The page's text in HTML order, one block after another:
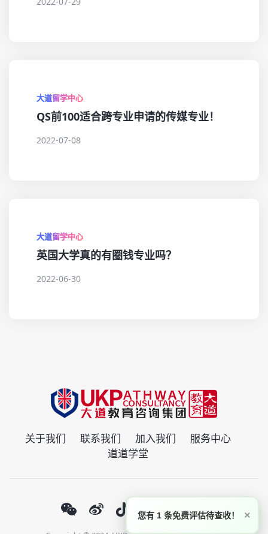
大道留学中心
QS前100适合跨专业申请的传媒专业！
2022-07-08
大道留学中心
英国大学真的有圈钱专业吗？
2022-06-30
关于我们 联系我们 加入我们
服务中心
道道学堂
×
您有 1 条免费评估待查收！